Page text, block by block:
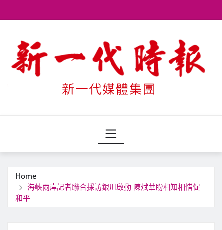
to
Home
海峽兩岸記者聯合採訪銀川啟動 陳斌華盼相知相惜促
和平